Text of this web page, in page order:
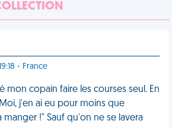
- France
mon copain faire les courses seul. En
j'en ai eu pour moins que
manger !" Sauf qu'on ne se lavera